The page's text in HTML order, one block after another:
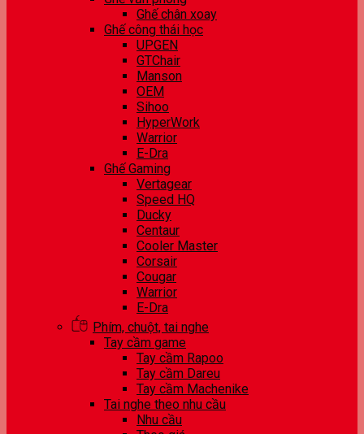
Ghế chân xoay
Ghế công thái học
UPGEN
GTChair
Manson
OEM
Sihoo
HyperWork
Warrior
E-Dra
Ghế Gaming
Vertagear
Speed HQ
Ducky
Centaur
Cooler Master
Corsair
Cougar
Warrior
E-Dra
Phím, chuột, tai nghe
Tay cầm game
Tay cầm Rapoo
Tay cầm Dareu
Tay cầm Machenike
Tai nghe theo nhu cầu
Nhu cầu